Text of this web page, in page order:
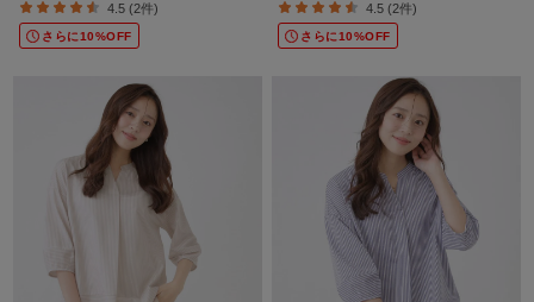
4.5 (2件)
さらに10%OFF
4.5 (2件)
さらに10%OFF